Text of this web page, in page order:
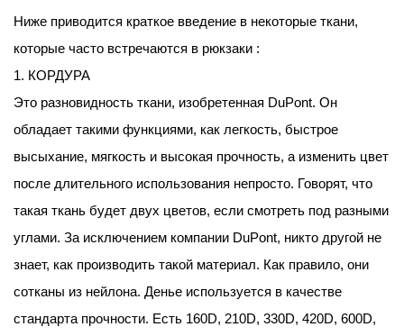
Ниже приводится краткое введение в некоторые ткани,
которые часто встречаются в рюкзаки :
1. КОРДУРА
Это разновидность ткани, изобретенная DuPont. Он
обладает такими функциями, как легкость, быстрое
высыхание, мягкость и высокая прочность, а изменить цвет
после длительного использования непросто. Говорят, что
такая ткань будет двух цветов, если смотреть под разными
углами. За исключением компании DuPont, никто другой не
знает, как производить такой материал. Как правило, они
сотканы из нейлона. Денье используется в качестве
стандарта прочности. Есть 160D, 210D, 330D, 420D, 600D,